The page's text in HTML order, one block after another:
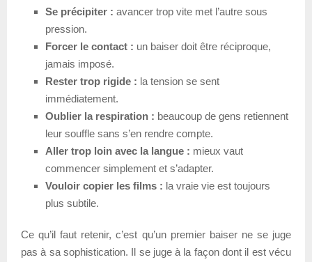
Se précipiter : avancer trop vite met l’autre sous
pression.
Forcer le contact : un baiser doit être réciproque,
jamais imposé.
Rester trop rigide : la tension se sent
immédiatement.
Oublier la respiration : beaucoup de gens retiennent
leur souffle sans s’en rendre compte.
Aller trop loin avec la langue : mieux vaut
commencer simplement et s’adapter.
Vouloir copier les films : la vraie vie est toujours
plus subtile.
Ce qu’il faut retenir, c’est qu’un premier baiser ne se juge
pas à sa sophistication. Il se juge à la façon dont il est vécu